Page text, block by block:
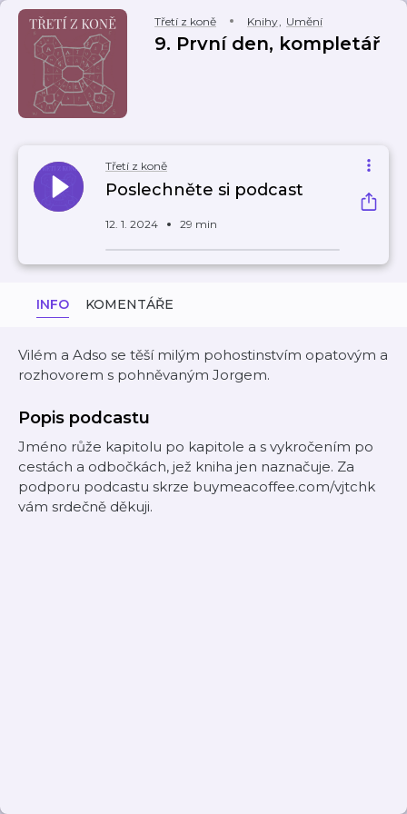
Třetí z koně Knihy, Umění
9. První den, kompletář
Třetí z koně
Poslechněte si podcast
12. 1. 2024 29 min
INFO KOMENTÁŘE
Vilém a Adso se těší milým pohostinstvím opatovým a
rozhovorem s pohněvaným Jorgem.
Popis podcastu
Jméno růže kapitolu po kapitole a s vykročením po
cestách a odbočkách, jež kniha jen naznačuje. Za
podporu podcastu skrze buymeacoffee.com/vjtchk
vám srdečně děkuji.